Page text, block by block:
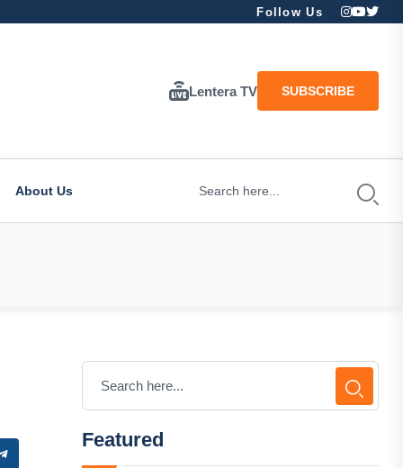
Follow Us
Lentera TV SUBSCRIBE
About Us
Featured